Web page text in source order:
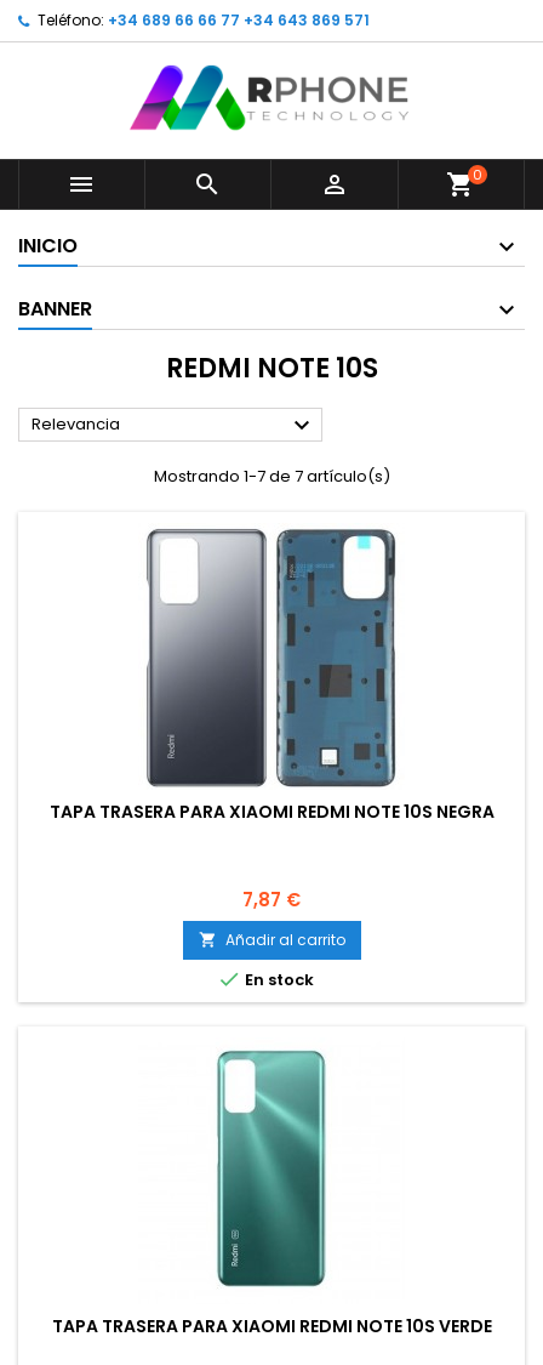
Teléfono: +34 689 66 66 77 +34 643 869 571
   shopping_cart0
INICIO
BANNER
REDMI NOTE 10S
Relevancia 
Mostrando 1-7 de 7 artículo(s)
TAPA TRASERA PARA XIAOMI REDMI NOTE 10S NEGRA
Precio
7,87 €
 Añadir al carrito
 En stock
TAPA TRASERA PARA XIAOMI REDMI NOTE 10S VERDE